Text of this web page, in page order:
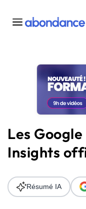
Toutes les actus
Actus SEO
Plateforme
Solutions
Ressources
Audit SEO
Les
Insights
Résumé IA